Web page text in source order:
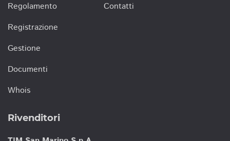
Regolamento
Registrazione
Gestione
Documenti
Whois
Contatti
Rivenditori